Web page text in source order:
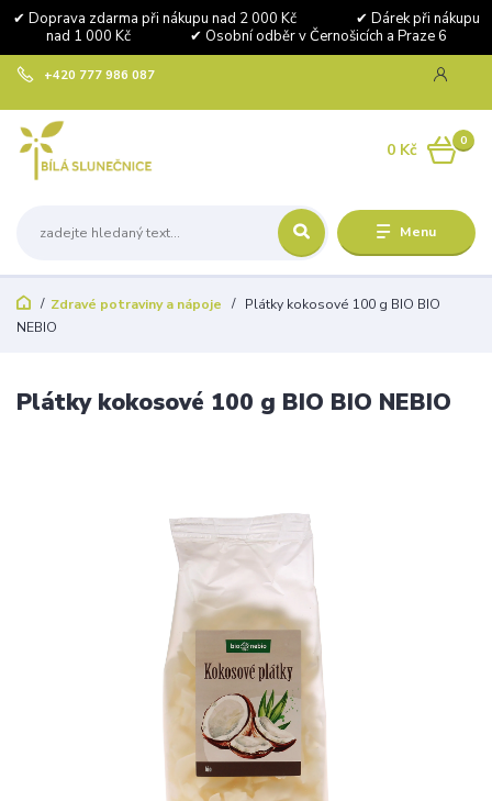
✔ Doprava zdarma při nákupu nad 2 000 Kč ✔ Dárek při nákupu
nad 1 000 Kč ✔ Osobní odběr v Černošicích a Praze 6
Menu
+420 777 986 087
0
0 Kč
Zdravé potraviny a nápoje
Plátky kokosové 100 g BIO BIO
NEBIO
Plátky kokosové 100 g BIO BIO NEBIO